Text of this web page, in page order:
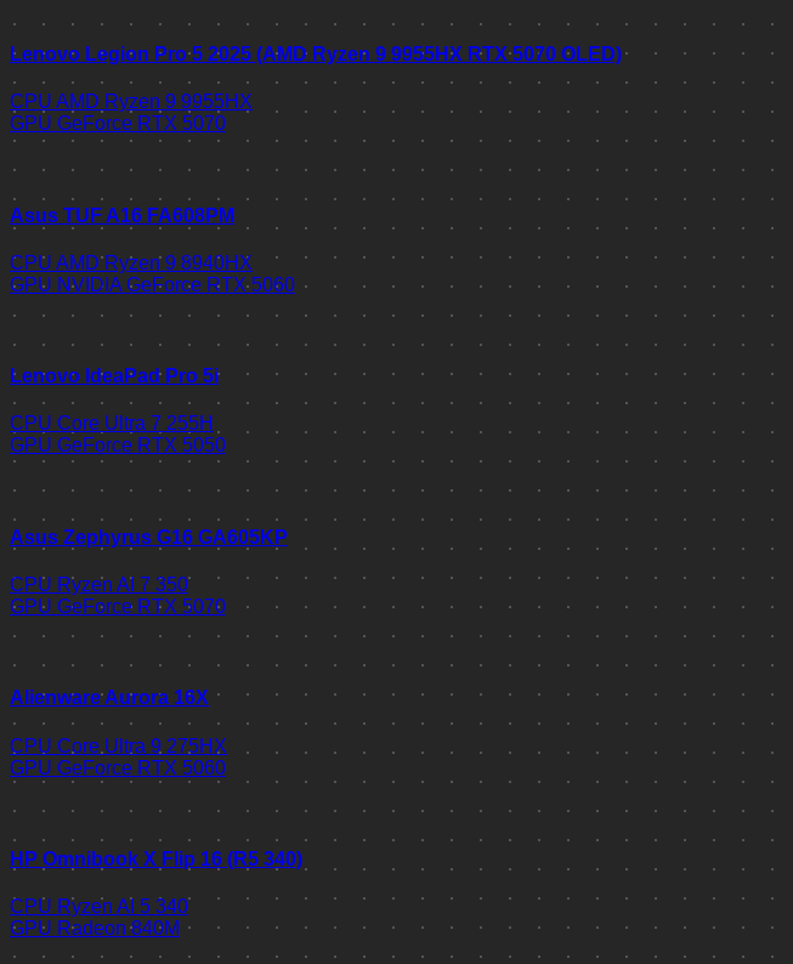
Lenovo Legion Pro 5 2025 (AMD Ryzen 9 9955HX RTX 5070 OLED)
CPU AMD Ryzen 9 9955HX
GPU GeForce RTX 5070
Asus TUF A16 FA608PM
CPU AMD Ryzen 9 8940HX
GPU NVIDIA GeForce RTX 5060
Lenovo IdeaPad Pro 5i
CPU Core Ultra 7 255H
GPU GeForce RTX 5050
Asus Zephyrus G16 GA605KP
CPU Ryzen AI 7 350
GPU GeForce RTX 5070
Alienware Aurora 16X
CPU Core Ultra 9 275HX
GPU GeForce RTX 5060
HP Omnibook X Flip 16 (R5 340)
CPU Ryzen AI 5 340
GPU Radeon 840M